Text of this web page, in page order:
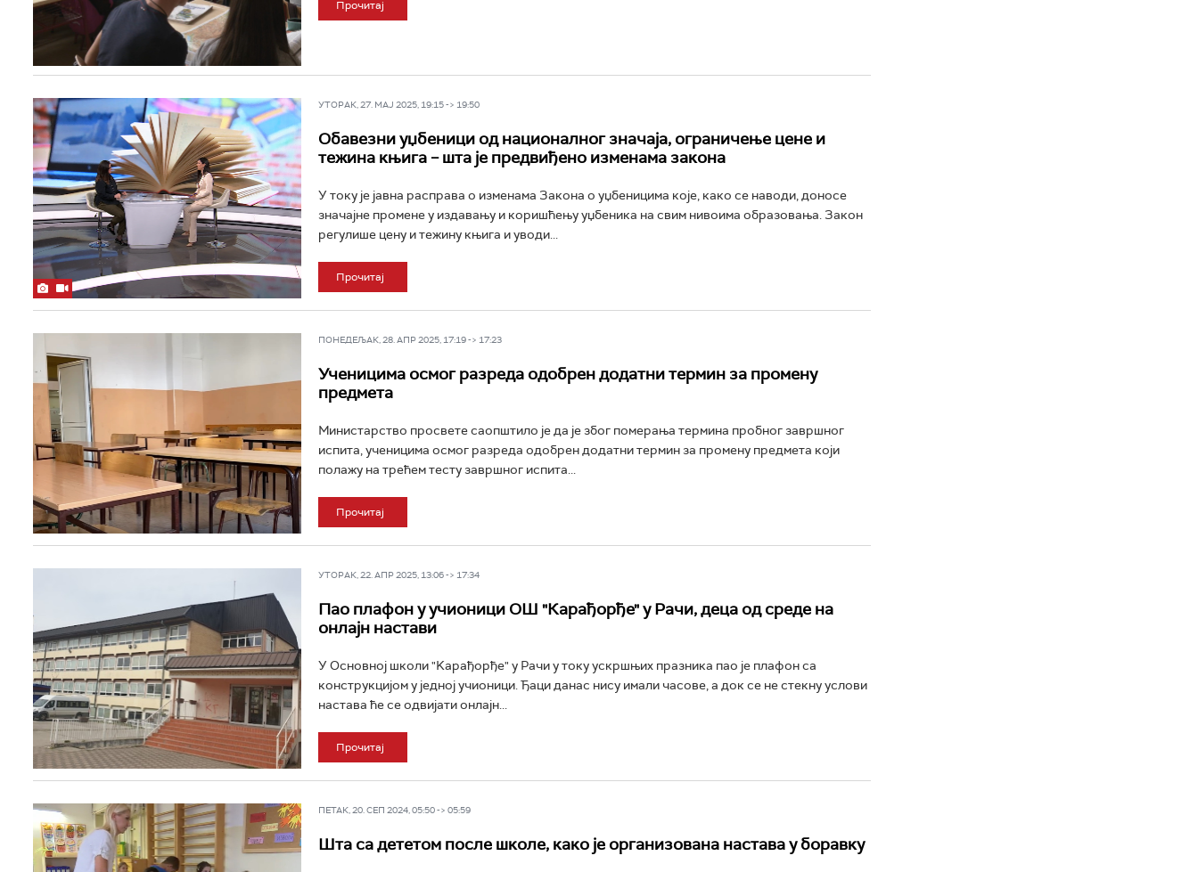
Прочитај
УТОРАК, 27. МАЈ 2025, 19:15 -> 19:50
Обавезни уџбеници од националног значаја, ограничење цене и
тежина књига – шта је предвиђено изменама закона
У току је јавна расправа о изменама Закона о уџбеницима које, како се наводи, доносе
значајне промене у издавању и коришћењу уџбеника на свим нивоима образовања. Закон
регулише цену и тежину књига и уводи...
Прочитај
ПОНЕДЕЉАК, 28. АПР 2025, 17:19 -> 17:23
Ученицима осмог разреда одобрен додатни термин за промену
предмета
Министарство просвете саопштило је да је због померања термина пробног завршног
испита, ученицима осмог разреда одобрен додатни термин за промену предмета који
полажу на трећем тесту завршног испита...
Прочитај
УТОРАК, 22. АПР 2025, 13:06 -> 17:34
Пао плафон у учионици ОШ "Карађорђе" у Рачи, деца од среде на
онлајн настави
У Основној школи "Kарађорђе" у Рачи у току ускршњих празника пао је плафон са
конструкцијом у једној учионици. Ђаци данас нису имали часове, а док се не стекну услови
настава ће се одвијати онлајн...
Прочитај
ПЕТАК, 20. СЕП 2024, 05:50 -> 05:59
Шта са дететом после школе, како је организована настава у боравку